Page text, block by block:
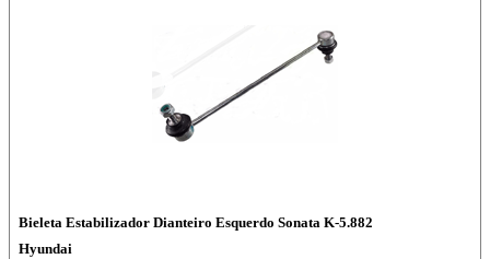
Bieleta Estabilizador Dianteiro Esquerdo Sonata K-5.882
Hyundai